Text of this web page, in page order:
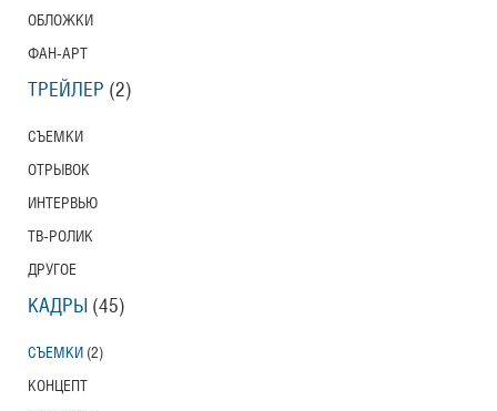
ОБЛОЖКИ
ФАН-АРТ
ТРЕЙЛЕР (2)
СЪЕМКИ
ОТРЫВОК
ИНТЕРВЬЮ
ТВ-РОЛИК
ДРУГОЕ
КАДРЫ (45)
СЪЕМКИ (2)
КОНЦЕПТ